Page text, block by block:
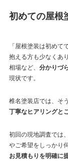
初めての屋根
「屋根塗装は初め
抱える方も少なくあ
相場など、 分かりづ
現状です。
椎名塗装店では、そ
丁寧なヒアリングと
初回の現地調査では
やご希望をしっかり
お見積もりを明確に